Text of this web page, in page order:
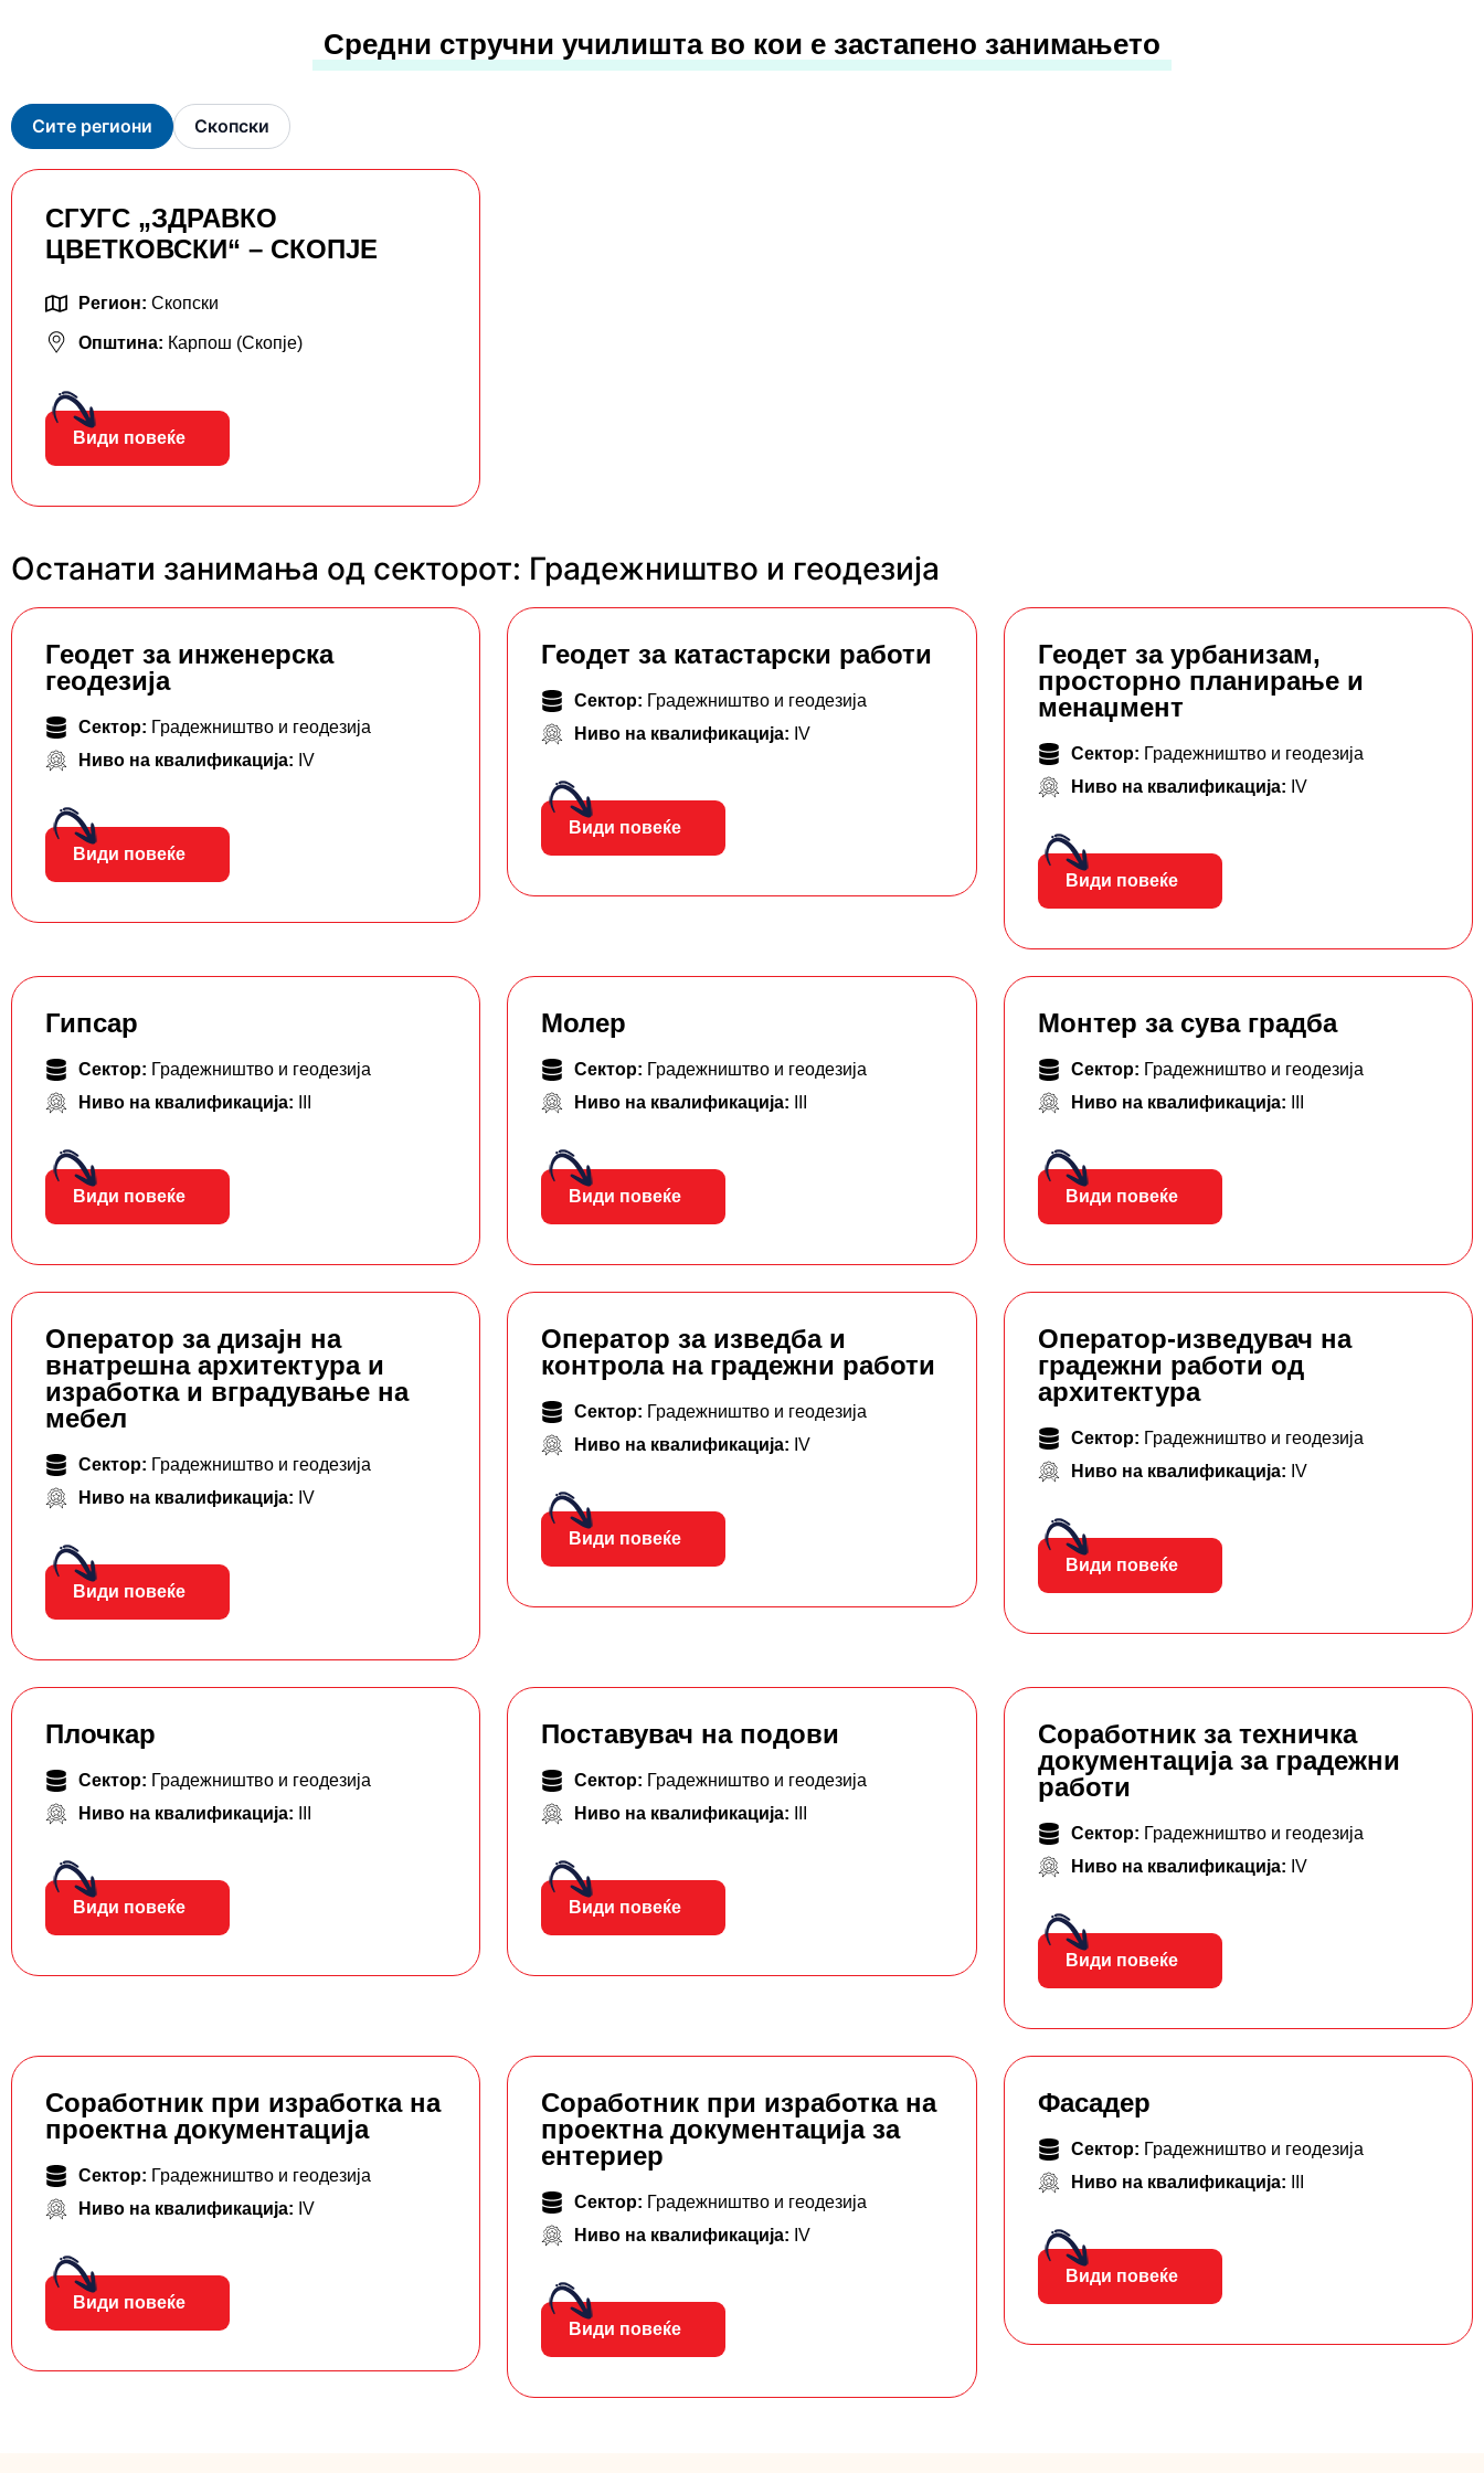
Средни стручни училишта во кои е застапено занимањето
Сите региони Скопски
СГУГС „ЗДРАВКО
ЦВЕТКОВСКИ“ – СКОПЈЕ
Регион: Скопски
Општина: Карпош (Скопје)
Види повеќе
Останати занимања од секторот: Градежништво и геодезија
Геодет за инженерска
геодезија
Сектор: Градежништво и геодезија
Ниво на квалификација: IV
Види повеќе
Геодет за катастарски работи
Сектор: Градежништво и геодезија
Ниво на квалификација: IV
Види повеќе
Геодет за урбанизам,
просторно планирање и
менаџмент
Сектор: Градежништво и геодезија
Ниво на квалификација: IV
Види повеќе
Гипсар
Сектор: Градежништво и геодезија
Ниво на квалификација:
Види повеќе
Молер
Сектор: Градежништво и геодезија
Ниво на квалификација:
Види повеќе
Монтер за сува градба
Сектор: Градежништво и геодезија
Ниво на квалификација:
Види повеќе
Оператор за дизајн на
внатрешна архитектура и
изработка и вградување на
мебел
Сектор: Градежништво и геодезија
Ниво на квалификација: IV
Види повеќе
Оператор за изведба и
контрола на градежни работи
Сектор: Градежништво и геодезија
Ниво на квалификација: IV
Види повеќе
Оператор-изведувач на
градежни работи од
архитектура
Сектор: Градежништво и геодезија
Ниво на квалификација: IV
Види повеќе
Плочкар
Сектор: Градежништво и геодезија
Ниво на квалификација:
Види повеќе
Поставувач на подови
Сектор: Градежништво и геодезија
Ниво на квалификација:
Види повеќе
Соработник за техничка
документација за градежни
работи
Сектор: Градежништво и геодезија
Ниво на квалификација: IV
Види повеќе
Соработник при изработка на
проектна документација
Сектор: Градежништво и геодезија
Ниво на квалификација: IV
Види повеќе
Соработник при изработка на
проектна документација за
ентериер
Сектор: Градежништво и геодезија
Ниво на квалификација: IV
Види повеќе
Фасадер
Сектор: Градежништво и геодезија
Ниво на квалификација:
Види повеќе